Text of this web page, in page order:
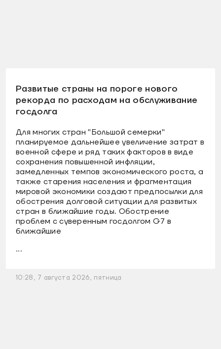
Развитые страны на пороге нового
рекорда по расходам на обслуживание
госдолга
Для многих стран "Большой семерки"
планируемое дальнейшее увеличение затрат в
военной сфере и ряд таких факторов в виде
сохранения повышенной инфляции,
замедленных темпов экономического роста, а
также старения населения и фрагментация
мировой экономики создают предпосылки для
обострения долговой ситуации для развитых
стран в ближайшие годы. Обострение
проблем с суверенным госдолгом G7 в
ближайшие
...
10:28, 7 августа 2026, пятница